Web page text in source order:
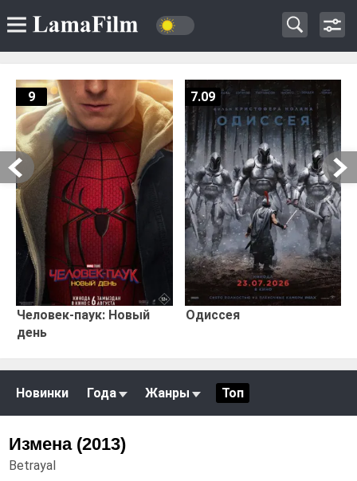
Человек-паук: Новый
день
9
Одиссея
7.09
Новинки Года Жанры Топ
Измена (2013)
Betrayal